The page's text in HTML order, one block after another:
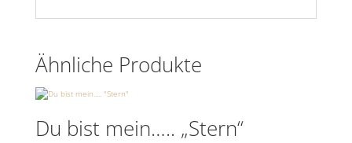
Ähnliche Produkte
Du bist mein….. „Stern“